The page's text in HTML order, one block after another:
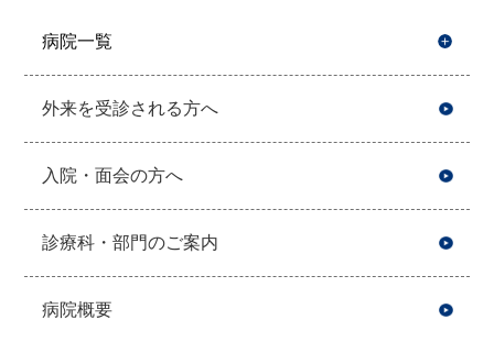
病院一覧
外来を受診される方へ
入院・面会の方へ
診療科・部門のご案内
病院概要